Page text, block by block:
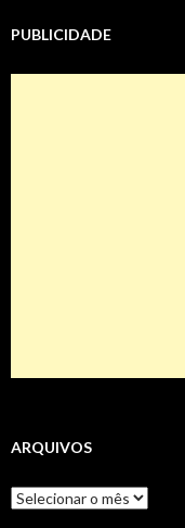
PUBLICIDADE
ARQUIVOS
Arquivos